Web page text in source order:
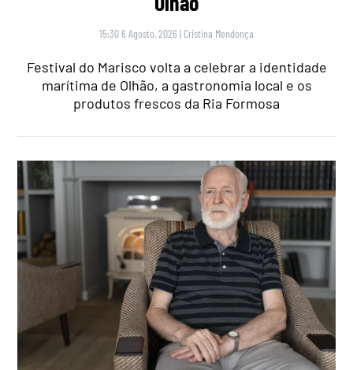
15:30 6 Agosto, 2026 | Cristina Mendonça
Festival do Marisco volta a celebrar a identidade
marítima de Olhão, a gastronomia local e os
produtos frescos da Ria Formosa